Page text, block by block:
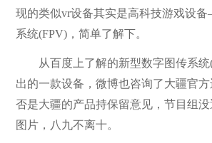
现的类似vr设备其实是高科技游戏设
系统(FPV)，简单了解下。
从百度上了解的新型数字图传系统
出的一款设备，微博也咨询了大疆官
否是大疆的产品持保留意见，节目组
图片，八九不离十。